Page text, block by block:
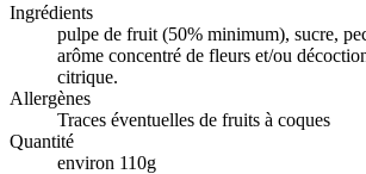
Ingrédients
pulpe de fruit (50% minimum), sucre,
arôme concentré de fleurs et/ou
citrique.
Allergènes
Traces éventuelles de fruits à coques
Quantité
environ 110g